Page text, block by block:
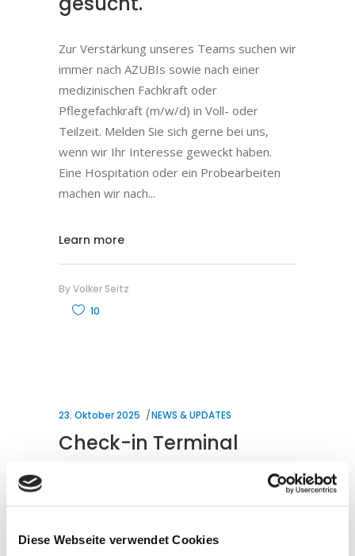
Diese Webseite verwendet Cookies
Zur Verstärkung unseres Teams suchen wir
immer nach AZUBIs sowie nach einer
medizinischen Fachkraft oder
Pflegefachkraft (m/w/d) in Voll- oder
Teilzeit. Melden Sie sich gerne bei uns,
wenn wir Ihr Interesse geweckt haben.
Eine Hospitation oder ein Probearbeiten
machen wir nach
Learn more
ByVolker Seitz
10
23. Oktober 2025 NEWS & UPDATES
Check-in Terminal
Das neue Check-in Terminal wird unser
Team zukünftig beim Anmelden in der